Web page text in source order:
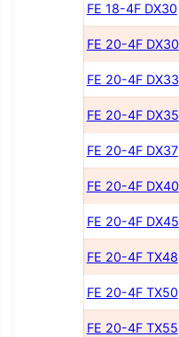
FE 18-4F DX30
FE 20-4F DX30
FE 20-4F DX33
FE 20-4F DX35
FE 20-4F DX37
FE 20-4F DX40
FE 20-4F DX45
FE 20-4F TX48
FE 20-4F TX50
FE 20-4F TX55